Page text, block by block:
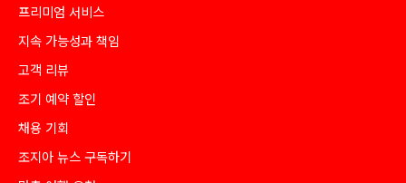
프리미엄 서비스
지속 가능성과 책임
고객 리뷰
조기 예약 할인
채용 기회
조지아 뉴스 구독하기